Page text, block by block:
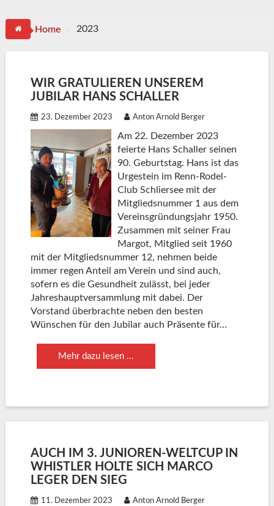
Home 2023
WIR GRATULIEREN UNSEREM
JUBILAR HANS SCHALLER
23. Dezember 2023 Anton Arnold Berger
Am 22. Dezember 2023
feierte Hans Schaller seinen
90. Geburtstag. Hans ist das
Urgestein im Renn-Rodel-
Club Schliersee mit der
Mitgliedsnummer 1 aus dem
Vereinsgründungsjahr 1950.
Zusammen mit seiner Frau
Margot, Mitglied seit 1960
mit der Mitgliedsnummer 12, nehmen beide
immer regen Anteil am Verein und sind auch,
sofern es die Gesundheit zulässt, bei jeder
Jahreshauptversammlung mit dabei. Der
Vorstand überbrachte neben den besten
Wünschen für den Jubilar auch Präsente für…
Mehr dazu lesen ...
AUCH IM 3. JUNIOREN-WELTCUP IN
WHISTLER HOLTE SICH MARCO
LEGER DEN SIEG
11. Dezember 2023 Anton Arnold Berger